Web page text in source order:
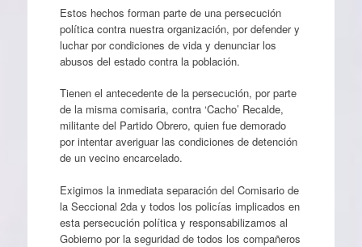
Estos hechos forman parte de una persecución
política contra nuestra organización, por defender y
luchar por condiciones de vida y denunciar los
abusos del estado contra la población.
Tienen el antecedente de la persecución, por parte
de la misma comisaria, contra ‘Cacho’ Recalde,
militante del Partido Obrero, quien fue demorado
por intentar averiguar las condiciones de detención
de un vecino encarcelado.
Exigimos la inmediata separación del Comisario de
la Seccional 2da y todos los policías implicados en
esta persecución política y responsabilizamos al
Gobierno por la seguridad de todos los compañeros